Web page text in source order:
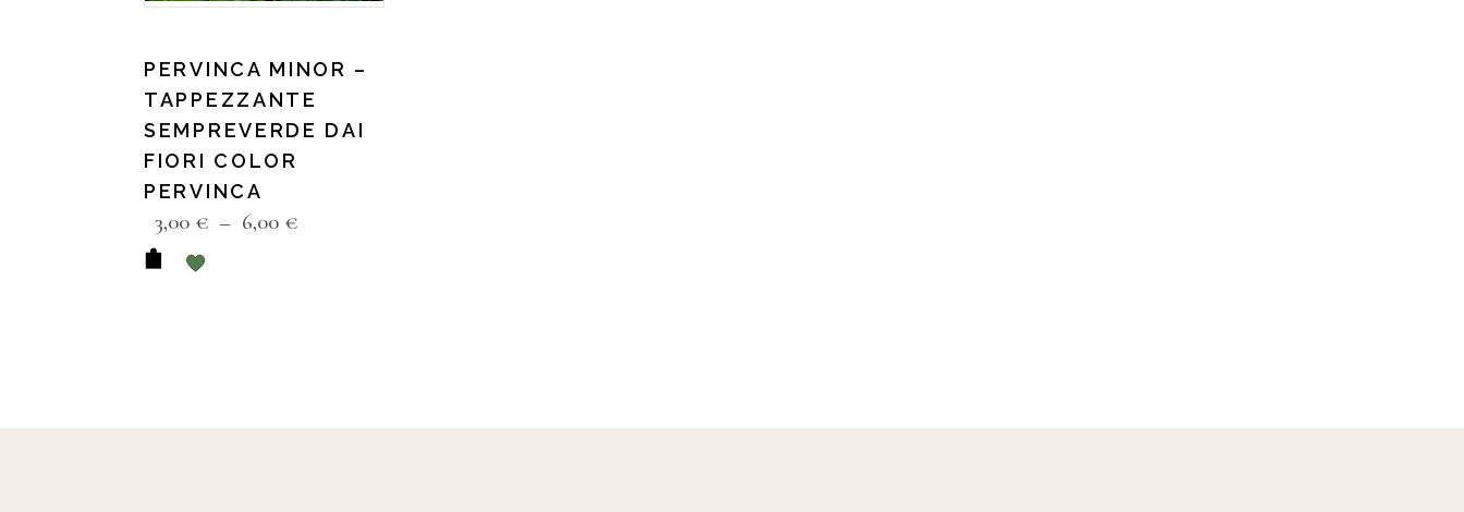
PERVINCA MINOR –
TAPPEZZANTE
SEMPREVERDE DAI
FIORI COLOR
PERVINCA
3,00 € – 6,00 €